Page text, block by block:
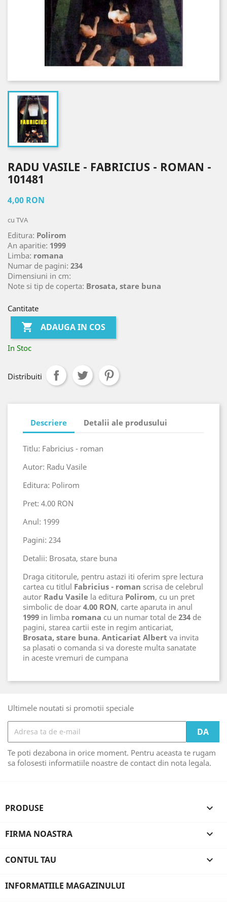
RADU VASILE - FABRICIUS - ROMAN -
101481
4,00 RON
cu TVA
Editura: Polirom
An aparitie: 1999
Limba: romana
Numar de pagini: 234
Dimensiuni in cm:
Note si tip de coperta: Brosata, stare buna
Cantitate
 ADAUGA IN COS
In Stoc
Distribuiti
Descriere Detalii ale produsului
Titlu: Fabricius - roman
Autor: Radu Vasile
Editura: Polirom
Pret: 4.00 RON
Anul: 1999
Pagini: 234
Detalii: Brosata, stare buna
Draga cititorule, pentru astazi iti oferim spre lectura
cartea cu titlul Fabricius - roman scrisa de celebrul
autor Radu Vasile la editura Polirom, cu un pret
simbolic de doar 4.00 RON, carte aparuta in anul
1999 in limba romana cu un numar total de 234 de
pagini, starea cartii este in regim anticariat,
Brosata, stare buna. Anticariat Albert va invita
sa plasati o comanda si va doreste multa sanatate
in aceste vremuri de cumpana
Ultimele noutati si promotii speciale
Te poti dezabona in orice moment. Pentru aceasta te rugam
sa folosesti informatiile noastre de contact din nota legala.
PRODUSE 
FIRMA NOASTRA 
CONTUL TAU 
INFORMATIILE MAGAZINULUI